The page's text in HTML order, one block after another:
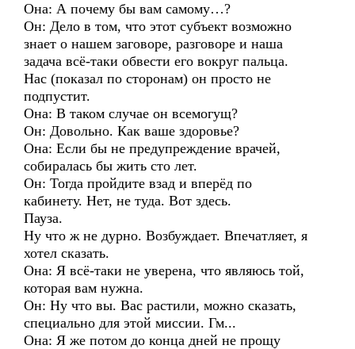
Она: А почему бы вам самому…?
Он: Дело в том, что этот субъект возможно
знает о нашем заговоре, разговоре и наша
задача всё-таки обвести его вокруг пальца.
Нас (показал по сторонам) он просто не
подпустит.
Она: В таком случае он всемогущ?
Он: Довольно. Как ваше здоровье?
Она: Если бы не предупреждение врачей,
собиралась бы жить сто лет.
Он: Тогда пройдите взад и вперёд по
кабинету. Нет, не туда. Вот здесь.
Пауза.
Ну что ж не дурно. Возбуждает. Впечатляет, я
хотел сказать.
Она: Я всё-таки не уверена, что являюсь той,
которая вам нужна.
Он: Ну что вы. Вас растили, можно сказать,
специально для этой миссии. Гм...
Она: Я же потом до конца дней не прощу